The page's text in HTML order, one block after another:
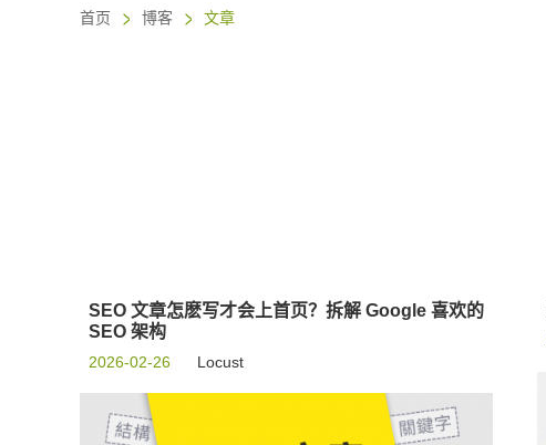
首页 博客 文章
SEO 文章怎麽写才会上首页？拆解 Google 喜欢的
SEO 架构
2026-02-26 Locust